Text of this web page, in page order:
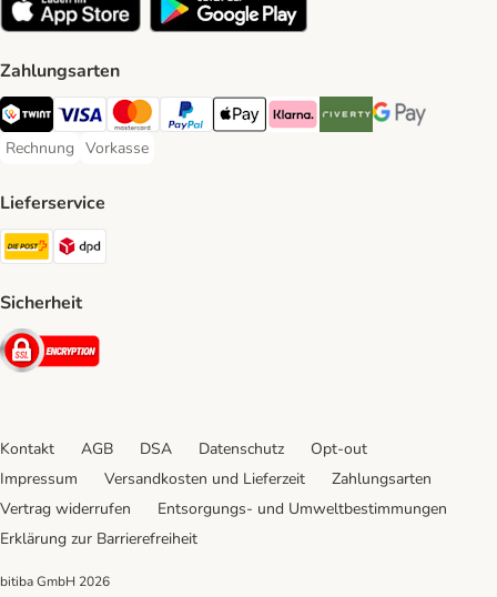
Zahlungsarten
TWINT Payment Method
Visa Payment Method
MasterCard Payment Method
PayPal Payment Method
Apple Pay Payment Method
Klarna Payment Method
Riverty Payment Method
Google Pay
Rechnung
Rechnung Payment Method
Vorkasse
Vorkasse Payment Method
Lieferservice
Die Post Shipping Method
Sicherheit
Security
Kontakt AGB DSA Datenschutz
Opt-out
Impressum
Versandkosten und Lieferzeit
Zahlungsarten
Vertrag widerrufen
Entsorgungs- und Umweltbestimmungen
Erklärung zur Barrierefreiheit
bitiba GmbH 2026